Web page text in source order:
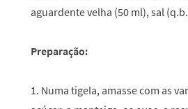
aguardente velha (50 ml), sal
Preparação:
1. Numa tigela, amasse com as